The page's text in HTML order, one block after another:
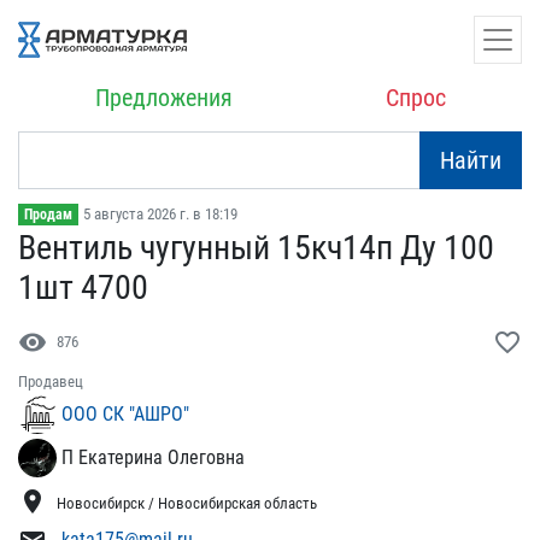
Предложения Спрос
Найти
Продам 5 августа 2026 г. в 18:19
Вентиль чугунный 15кч14п​ Ду 100
1шт 4700
visibility 876 favorite_border
Продавец
ООО СК "АШРО"
П Екатерина Олеговна
location_on Новосибирск / Новосибирская область